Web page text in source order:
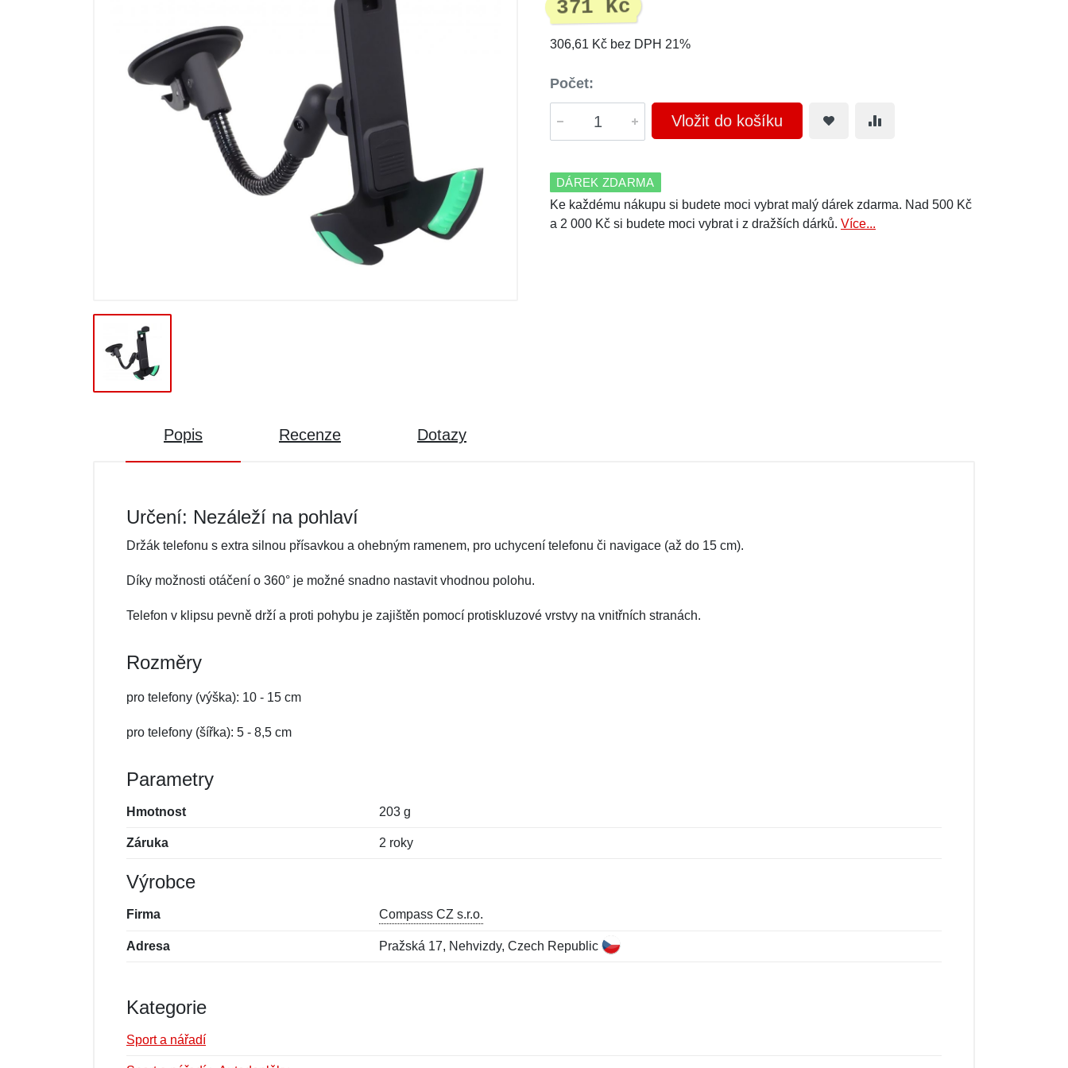
371 Kč
306,61 Kč bez DPH 21%
Počet:
Vložit do košíku
DÁREK ZDARMA
Ke každému nákupu si budete moci vybrat malý dárek zdarma. Nad 500 Kč
a 2 000 Kč si budete moci vybrat i z dražších dárků. Více...
Popis Recenze Dotazy
Určení: Nezáleží na pohlaví
Držák telefonu s extra silnou přísavkou a ohebným ramenem, pro uchycení telefonu či navigace (až do 15 cm).
Díky možnosti otáčení o 360° je možné snadno nastavit vhodnou polohu.
Telefon v klipsu pevně drží a proti pohybu je zajištěn pomocí protiskluzové vrstvy na vnitřních stranách.
Rozměry
pro telefony (výška): 10 - 15 cm
pro telefony (šířka): 5 - 8,5 cm
Parametry
Hmotnost 203 g
Záruka 2 roky
Výrobce
Firma Compass CZ s.r.o.
Adresa Pražská 17, Nehvizdy, Czech Republic
Kategorie
Sport a nářadí